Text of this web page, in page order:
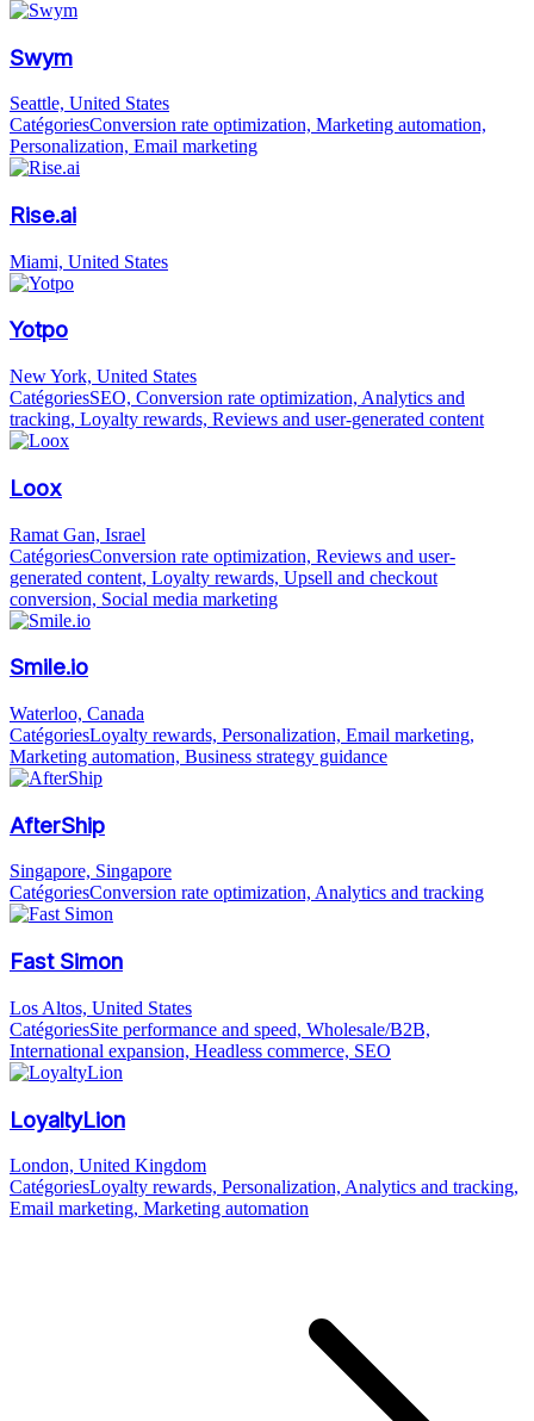
Swym
Seattle, United States
CatégoriesConversion rate optimization, Marketing automation,
Personalization, Email marketing
Rise.ai
Miami, United States
Yotpo
New York, United States
CatégoriesSEO, Conversion rate optimization, Analytics and
tracking, Loyalty rewards, Reviews and user-generated content
Loox
Ramat Gan, Israel
CatégoriesConversion rate optimization, Reviews and user-
generated content, Loyalty rewards, Upsell and checkout
conversion, Social media marketing
Smile.io
Waterloo, Canada
CatégoriesLoyalty rewards, Personalization, Email marketing,
Marketing automation, Business strategy guidance
AfterShip
Singapore, Singapore
CatégoriesConversion rate optimization, Analytics and tracking
Fast Simon
Los Altos, United States
CatégoriesSite performance and speed, Wholesale/B2B,
International expansion, Headless commerce, SEO
LoyaltyLion
London, United Kingdom
CatégoriesLoyalty rewards, Personalization, Analytics and tracking,
Email marketing, Marketing automation